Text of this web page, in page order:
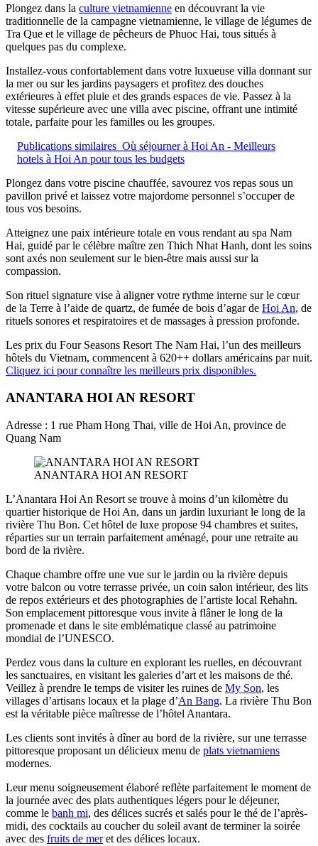
Plongez dans la culture vietnamienne en découvrant la vie
traditionnelle de la campagne vietnamienne, le village de légumes de
Tra Que et le village de pêcheurs de Phuoc Hai, tous situés à
quelques pas du complexe.
Installez-vous confortablement dans votre luxueuse villa donnant sur
la mer ou sur les jardins paysagers et profitez des douches
extérieures à effet pluie et des grands espaces de vie. Passez à la
vitesse supérieure avec une villa avec piscine, offrant une intimité
totale, parfaite pour les familles ou les groupes.
Publications similaires Où séjourner à Hoi An - Meilleurs
hotels à Hoi An pour tous les budgets
Plongez dans votre piscine chauffée, savourez vos repas sous un
pavillon privé et laissez votre majordome personnel s’occuper de
tous vos besoins.
Atteignez une paix intérieure totale en vous rendant au spa Nam
Hai, guidé par le célèbre maître zen Thich Nhat Hanh, dont les soins
sont axés non seulement sur le bien-être mais aussi sur la
compassion.
Son rituel signature vise à aligner votre rythme interne sur le cœur
de la Terre à l’aide de quartz, de fumée de bois d’agar de Hoi An, de
rituels sonores et respiratoires et de massages à pression profonde.
Les prix du Four Seasons Resort The Nam Hai, l’un des meilleurs
hôtels du Vietnam, commencent à 620++ dollars américains par nuit.
Cliquez ici pour connaître les meilleurs prix disponibles.
ANANTARA HOI AN RESORT
Adresse : 1 rue Pham Hong Thai, ville de Hoi An, province de
Quang Nam
ANANTARA HOI AN RESORT
L’Anantara Hoi An Resort se trouve à moins d’un kilomètre du
quartier historique de Hoi An, dans un jardin luxuriant le long de la
rivière Thu Bon. Cet hôtel de luxe propose 94 chambres et suites,
réparties sur un terrain parfaitement aménagé, pour une retraite au
bord de la rivière.
Chaque chambre offre une vue sur le jardin ou la rivière depuis
votre balcon ou votre terrasse privée, un coin salon intérieur, des lits
de repos extérieurs et des photographies de l’artiste local Rehahn.
Son emplacement pittoresque vous invite à flâner le long de la
promenade et dans le site emblématique classé au patrimoine
mondial de l’UNESCO.
Perdez vous dans la culture en explorant les ruelles, en découvrant
les sanctuaires, en visitant les galeries d’art et les maisons de thé.
Veillez à prendre le temps de visiter les ruines de My Son, les
villages d’artisans locaux et la plage d’An Bang. La rivière Thu Bon
est la véritable pièce maîtresse de l’hôtel Anantara.
Les clients sont invités à dîner au bord de la rivière, sur une terrasse
pittoresque proposant un délicieux menu de plats vietnamiens
modernes.
Leur menu soigneusement élaboré reflète parfaitement le moment de
la journée avec des plats authentiques légers pour le déjeuner,
comme le banh mi, des délices sucrés et salés pour le thé de l’après-
midi, des cocktails au coucher du soleil avant de terminer la soirée
avec des fruits de meret des délices locaux.